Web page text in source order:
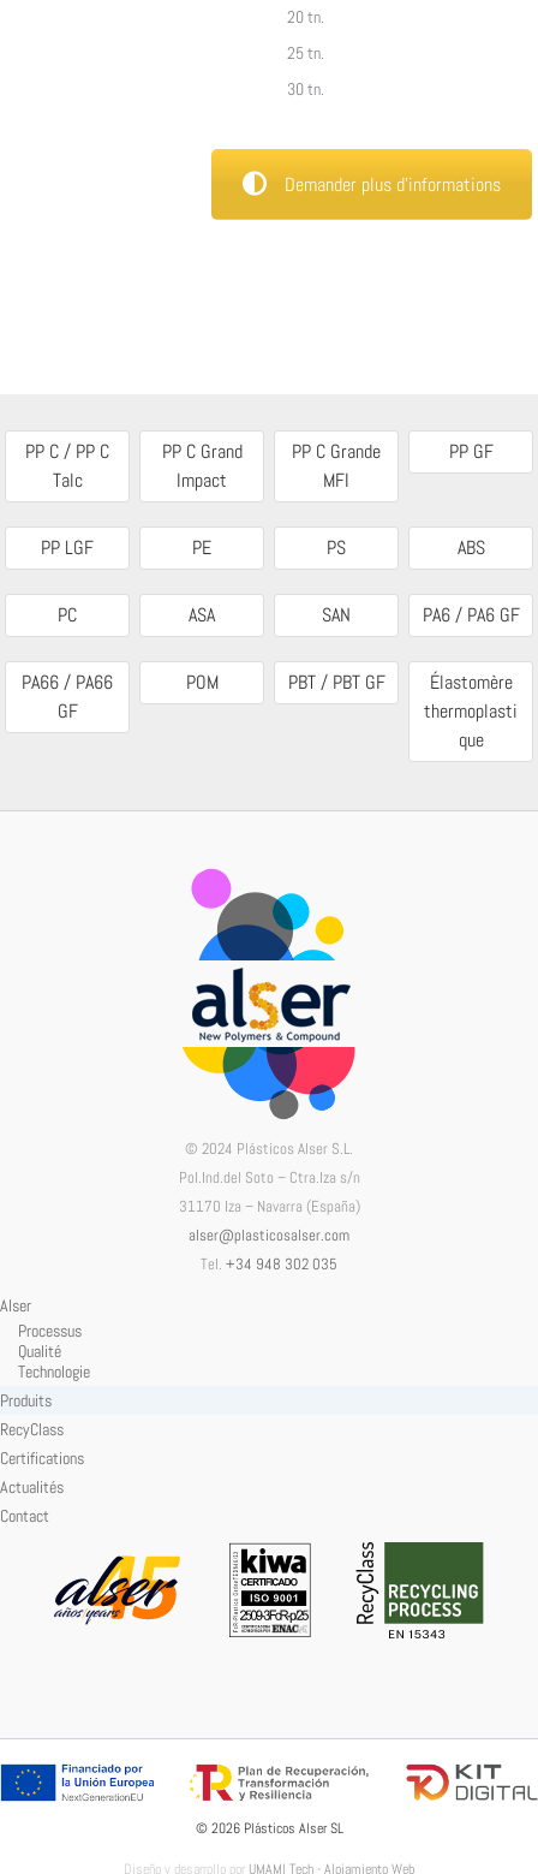
20 tn.
25 tn.
30 tn.
Demander plus d’informations
PP C / PP C
Talc
PP C Grand
Impact
PP C Grande
MFI
PP GF
PP LGF PE PS ABS
PC ASA SAN PA6 / PA6 GF
PA66 / PA66
GF
POM PBT / PBT GF
Élastomère
thermoplasti
que
© 2024 Plásticos Alser S.L.
Pol.Ind.del Soto – Ctra.Iza s/n
31170 Iza – Navarra (España)
alser@plasticosalser.com
Tel. +34 948 302 035
Alser
Processus
Qualité
Technologie
Produits
RecyClass
Certifications
Actualités
Contact
© 2026 Plásticos Alser SL
Diseño y desarrollo por UMAMI Tech - Alojamiento Web